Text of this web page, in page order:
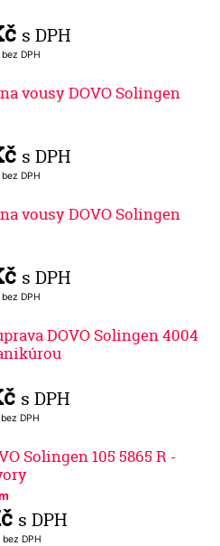
s DPH
bez DPH
vousy DOVO Solingen
s DPH
bez DPH
vousy DOVO Solingen
s DPH
bez DPH
DOVO Solingen 4004
s DPH
bez DPH
Solingen 105 5865 R -
s DPH
bez DPH